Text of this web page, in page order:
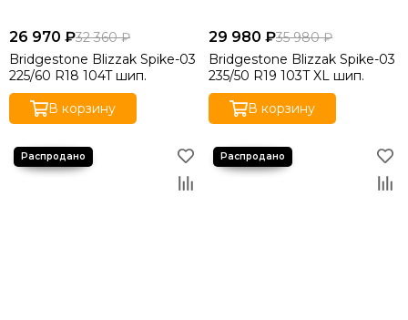
26 970 ₽32 360 ₽
Bridgestone Blizzak Spike-03
225/60 R18 104T шип.
В корзину
29 980 ₽35 980 ₽
Bridgestone Blizzak Spike-03
235/50 R19 103T XL шип.
В корзину